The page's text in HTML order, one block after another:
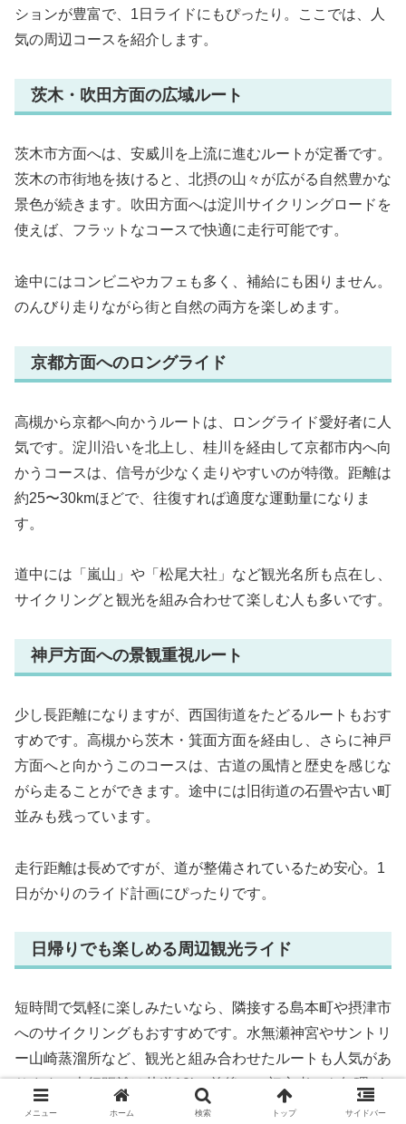
ションが豊富で、1日ライドにもぴったり。ここでは、人
気の周辺コースを紹介します。
茨木・吹田方面の広域ルート
茨木市方面へは、安威川を上流に進むルートが定番です。
茨木の市街地を抜けると、北摂の山々が広がる自然豊かな
景色が続きます。吹田方面へは淀川サイクリングロードを
使えば、フラットなコースで快適に走行可能です。
途中にはコンビニやカフェも多く、補給にも困りません。
のんびり走りながら街と自然の両方を楽しめます。
京都方面へのロングライド
高槻から京都へ向かうルートは、ロングライド愛好者に人
気です。淀川沿いを北上し、桂川を経由して京都市内へ向
かうコースは、信号が少なく走りやすいのが特徴。距離は
約25〜30kmほどで、往復すれば適度な運動量になりま
す。
道中には「嵐山」や「松尾大社」など観光名所も点在し、
サイクリングと観光を組み合わせて楽しむ人も多いです。
神戸方面への景観重視ルート
少し長距離になりますが、西国街道をたどるルートもおす
すめです。高槻から茨木・箕面方面を経由し、さらに神戸
方面へと向かうこのコースは、古道の風情と歴史を感じな
がら走ることができます。途中には旧街道の石畳や古い町
並みも残っています。
走行距離は長めですが、道が整備されているため安心。1
日がかりのライド計画にぴったりです。
日帰りでも楽しめる周辺観光ライド
短時間で気軽に楽しみたいなら、隣接する島本町や摂津市
へのサイクリングもおすすめです。水無瀬神宮やサントリ
ー山崎蒸溜所など、観光と組み合わせたルートも人気があ
ります。走行距離は片道10km前後で、初心者にも無理が
ありません。
メニュー ホーム 検索 トップ サイドバー